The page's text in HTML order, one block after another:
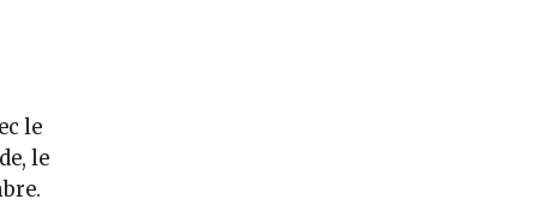
le
le